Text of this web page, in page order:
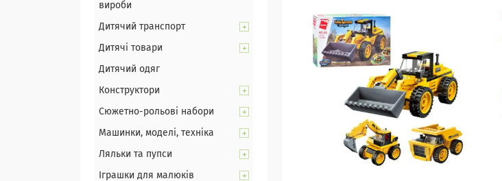
вироби
Дитячий транспорт
Дитячі товари
Дитячий одяг
Конструктори
Сюжетно-рольові набори
Машинки, моделі, техніка
Ляльки та пупси
Іграшки для малюків